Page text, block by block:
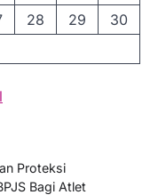
28 29
30
Proteksi
Bagi Atlet